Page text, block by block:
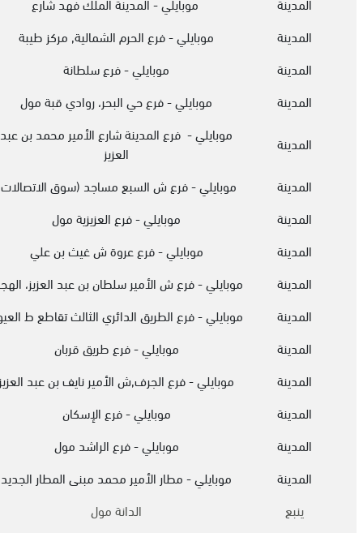
المدينة
موبايلي - فرع الحرم الشمالية, مركز طيبة
المدينة
موبايلي - فرع سلطانة
المدينة
موبايلي - فرع حي البحر، روادي قبة مول
المدينة
موبايلي - فرع المدينة شارع الأمير محمد بن عبد
العزيز
المدينة
موبايلي - فرع ش السبع مساجد (سوق
المدينة
موبايلي - فرع العزيزية مول
المدينة
موبايلي - فرع عروة ش غيث بن علي
المدينة
موبايلي - فرع ش الأمير سلطان بن عبد العزيز،
المدينة
موبايلي - فرع الطريق الدائري الثالث تقاطع ط
المدينة
موبايلي - فرع طريق قربان
المدينة
موبايلي - فرع الجرف,ش الأمير نايف بن عبد
المدينة
موبايلي - فرع الإسكان
المدينة
موبايلي - فرع الراشد مول
المدينة
موبايلي - مطار الأمير محمد مبنى المطار الجديد
ينبع
الدانة مول